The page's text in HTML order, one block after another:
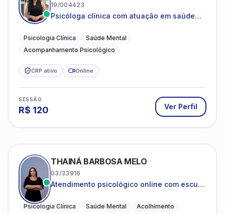
19/004423
Psicóloga clínica com atuação em saúde
Psicologia Clínica
Saúde Mental
Acompanhamento Psicológico
CRP ativo Online
SESSÃO
R$ 120 Ver Perfil
THAINÁ BARBOSA MELO
03/33916
Atendimento psicológico online com escuta
emocional
Psicologia Clínica Saúde Mental Acolhimento